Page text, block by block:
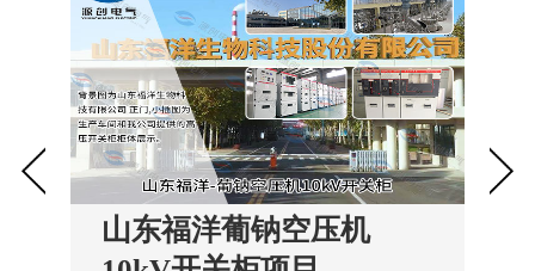
山东福洋葡钠空压机